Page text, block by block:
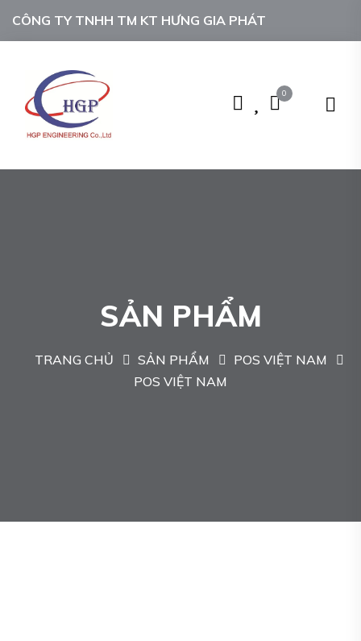
CÔNG TY TNHH TM KT HƯNG GIA PHÁT
0
SẢN PHẨM
TRANG CHỦ SẢN PHẨM
POS VIỆT NAM
POS VIỆT NAM